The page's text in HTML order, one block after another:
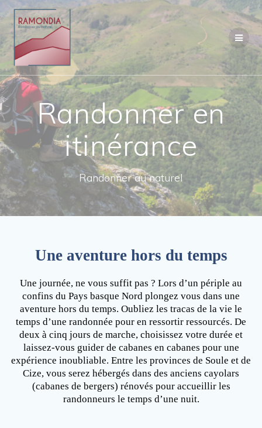
au
contenu
Randonner en
itinérance
Randonner au naturel
Une aventure hors du temps
Une journée, ne vous suffit pas ? Lors d’un périple au
confins du Pays basque Nord plongez vous dans une
aventure hors du temps. Oubliez les tracas de la vie le
temps d’une randonnée pour en ressortir ressourcés. De
deux à cinq jours de marche, choisissez votre durée et
laissez-vous guider de cabanes en cabanes pour une
expérience inoubliable. Entre les provinces de Soule et de
Cize, vous serez hébergés dans des anciens cayolars
(cabanes de bergers) rénovés pour accueillir les
randonneurs le temps d’une nuit.